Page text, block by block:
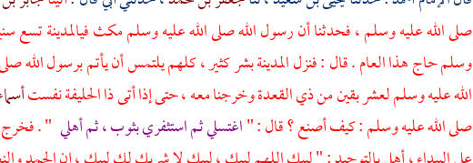
صلى الله عليه وسلم ، فحدثنا أن رسول الله صلى الله عليه وسلم مكث فيالمدينةتسع
وسلم حاج هذا العام . قال : فنزلالمدينةبشر كثير ، كلهم يلتمس أن يأتم برسول الله
الله عليه وسلم لعشر بقين من ذي القعدة وخرجنا معه ، حتى إذا أتىذا الحليفةنفست
صلى الله عليه وسلم : كيف أصنع ؟ قال : "اغتسلي ثم استثفري بثوب ، ثم أهلي " . فخرج